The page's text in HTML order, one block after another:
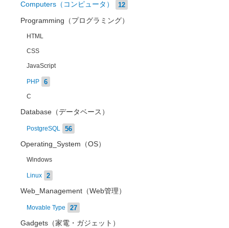
Computers（コンピュータ） 12
Programming（プログラミング）
HTML
CSS
JavaScript
PHP 6
C
Database（データベース）
PostgreSQL 56
Operating_System（OS）
Windows
Linux 2
Web_Management（Web管理）
Movable Type 27
Gadgets（家電・ガジェット）